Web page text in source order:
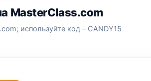
MasterClass.com
используйте код – CANDY15